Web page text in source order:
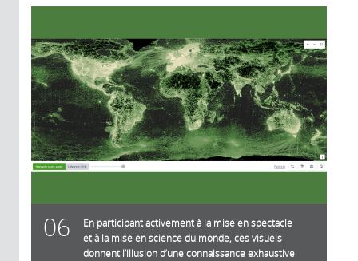
06
En participant activement à la mise en spectacle
et à la mise en science du monde, ces visuels
donnent l’illusion d’une connaissance exhaustive